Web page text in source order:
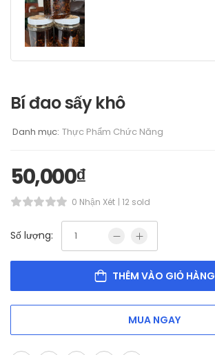
Bí đao sấy khô
Danh mục: Thực Phẩm Chức Năng
50,000₫
0 Nhận Xét 12 sold
Số lượng:
THÊM VÀO GIỎ HÀNG
MUA NGAY